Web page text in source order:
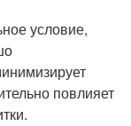
условие,
повлияет